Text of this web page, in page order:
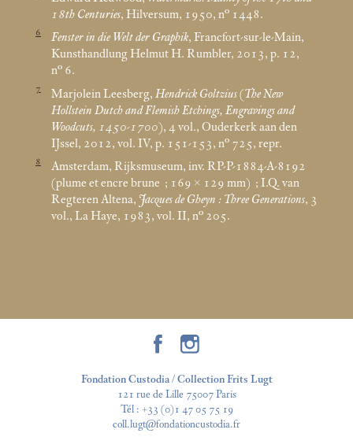
18th Centuries, Hilversum, 1950, n° 1448.
6 Fenster in die Welt der Graphik, Francfort-sur-le-Main,
Kunsthandlung Helmut H. Rumbler, 2013, p. 12,
n° 6.
7 Marjolein Leesberg, Hendrick Goltzius(The New
Hollstein Dutch and Flemish Etchings, Engravings and
Woodcuts, 1450-1700), 4 vol., Ouderkerk aan den
IJssel, 2012, vol. IV, p. 151-153, n° 725, repr.
8
Amsterdam, Rijksmuseum, inv. RP-P-1884-A-8192
(plume et encre brune ; 169 × 129 mm) ; I.Q. van
Regteren Altena, Jacques de Gheyn : Three Generations, 3
vol., La Haye, 1983, vol. II, n° 205.
Fondation Custodia / Collection Frits Lugt
121 rue de Lille 75007 Paris
Tél : +33 (0)1 47 05 75 19
coll.lugt@fondationcustodia.fr